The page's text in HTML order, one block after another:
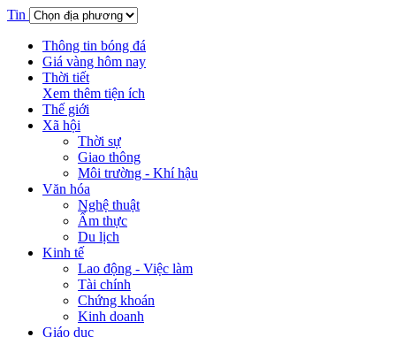
Tin
Thông tin bóng đá
Giá vàng hôm nay
Thời tiết
Xem thêm tiện ích
Thế giới
Xã hội
Thời sự
Giao thông
Môi trường - Khí hậu
Văn hóa
Nghệ thuật
Ẩm thực
Du lịch
Kinh tế
Lao động - Việc làm
Tài chính
Chứng khoán
Kinh doanh
Giáo dục